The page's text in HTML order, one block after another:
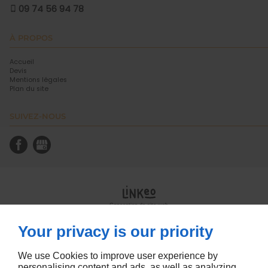
09 74 56 94 78
À PROPOS
Accueil
Devis
Mentions légales
Plan du site
SUIVEZ-NOUS
Conception de site web
Your privacy is our priority
We use Cookies to improve user experience by